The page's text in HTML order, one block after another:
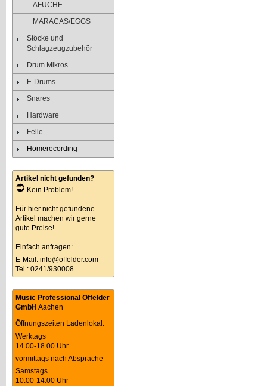
AFUCHE
MARACAS/EGGS
Stöcke und
Schlagzeugzubehör
Drum Mikros
E-Drums
Snares
Hardware
Felle
Homerecording
Artikel nicht gefunden?
Kein Problem!
Für hier nicht gefundene
Artikel machen wir gerne
gute Preise!
Einfach anfragen:
E-Mail: info@offelder.com
Tel.: 0241/930008
Music Professional Offelder
GmbH Aachen
Öffnungszeiten Ladenlokal:
Werktags
14.00-18.00 Uhr
vormittags nach Absprache
Samstags
10.00-14.00 Uhr